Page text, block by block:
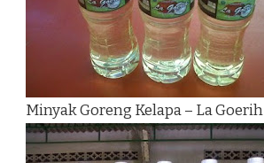
Minyak Goreng Kelapa – La Goerih